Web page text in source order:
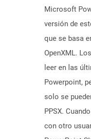
Microsoft
versión de
que se basa
OpenXML.
leer en las
Powerpoint,
solo se
PPSX.
con otro